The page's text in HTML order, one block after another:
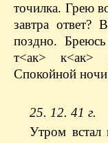
точилка. Грею
завтра
поздно.
т<ак> к<ак>
Спокойной
25. 12. 41 г.
Утром встал